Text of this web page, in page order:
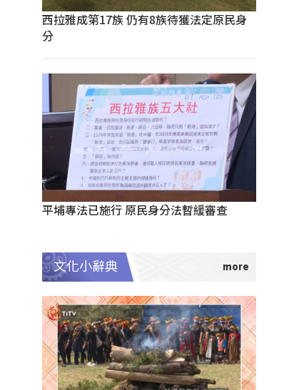
西拉雅成第17族 仍有8族待獲法定原民身
分
平埔專法已施行 原民身分法暫緩審查
文化小辭典